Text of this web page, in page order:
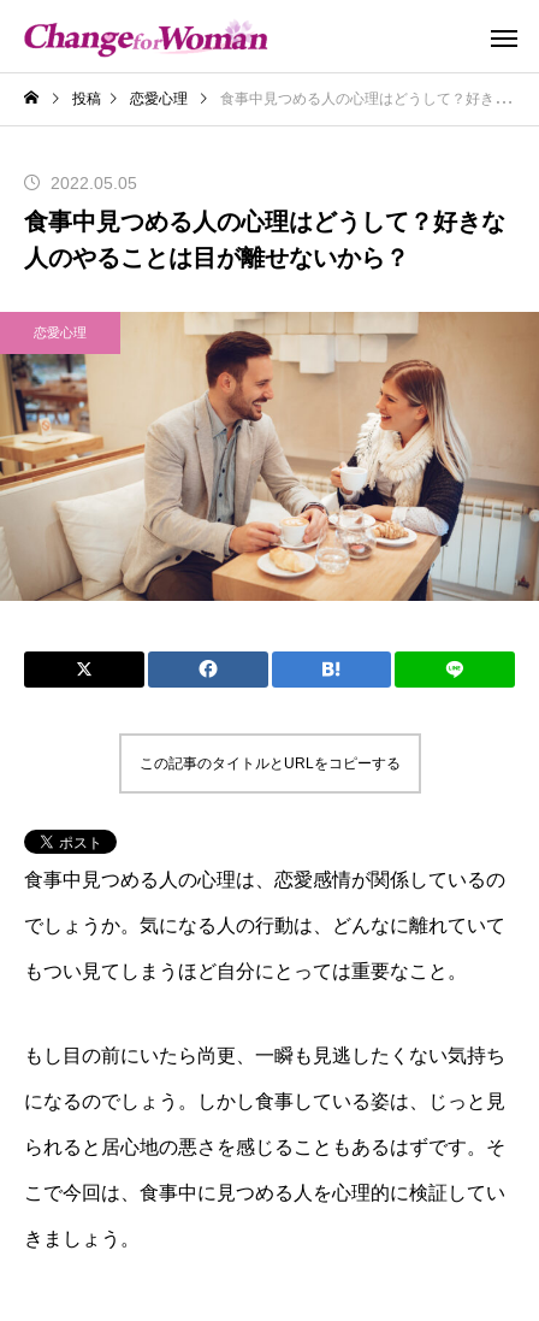
投稿 恋愛心理 食事中見つめる人の心理はどうして？好きな人のやることは目が離せないから？
2022.05.05
食事中見つめる人の心理はどうして？好きな
人のやることは目が離せないから？
恋愛心理
この記事のタイトルとURLをコピーする
食事中見つめる人の心理は、恋愛感情が関係しているの
でしょうか。気になる人の行動は、どんなに離れていて
もつい見てしまうほど自分にとっては重要なこと。
もし目の前にいたら尚更、一瞬も見逃したくない気持ち
になるのでしょう。しかし食事している姿は、じっと見
られると居心地の悪さを感じることもあるはずです。そ
こで今回は、食事中に見つめる人を心理的に検証してい
きましょう。